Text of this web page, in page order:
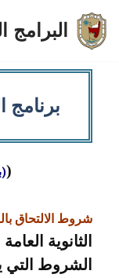
تخطى
البرامج
برنامج
))
شروط الالتحاق
الثانوية
الشروط